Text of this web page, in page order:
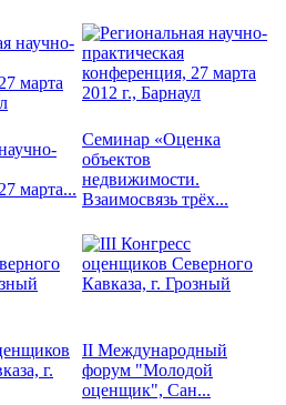
марта...
Семинар «Оценка
объектов
недвижимости.
Взаимосвязь трёх...
г.
II Международный
форум "Молодой
оценщик", Сан...